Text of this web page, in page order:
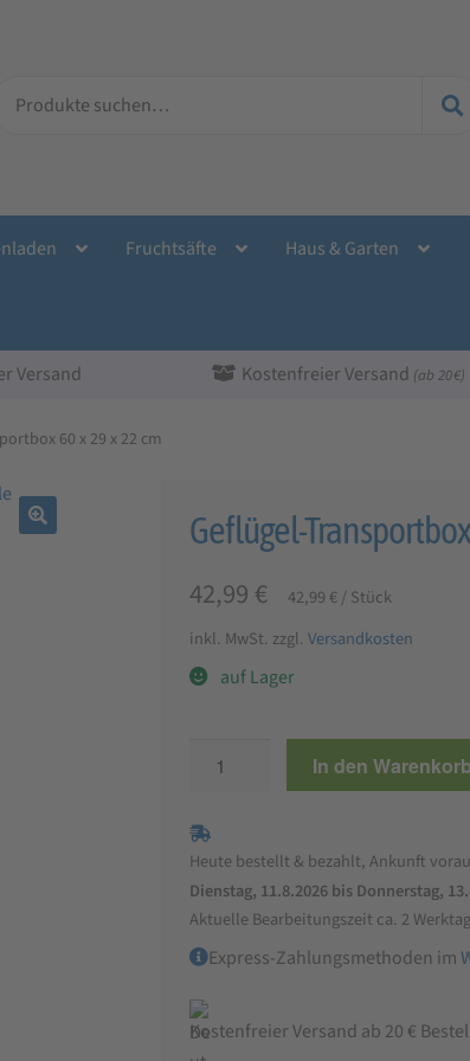
nach:
Fruchtsäfte Haus & Garten
Versand Kostenfreier Versand (ab 20 €)
60 x 29 x 22 cm
Geflügel-
42,99 € 42,99 € /Stück
inkl. MwSt. zzgl. Versandkosten
auf Lager
Transportbox
x
29
x
22
cm
In den
Heute bestellt & bezahlt, Ankunft
Dienstag, 11.8.2026 bis Donnerstag,
Aktuelle Bearbeitungszeit ca. 2
Express-Zahlungsmethoden im
Kostenfreier Versand ab 20 €